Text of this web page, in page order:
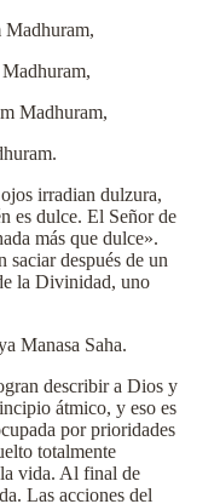
Madhuram,
Madhuram,
irradian dulzura,
es dulce. El Señor de
más que dulce».
saciar después de un
la Divinidad, uno
Manasa Saha.
describir a Dios y
átmico, y eso es
por prioridades
totalmente
vida. Al final de
Las acciones del